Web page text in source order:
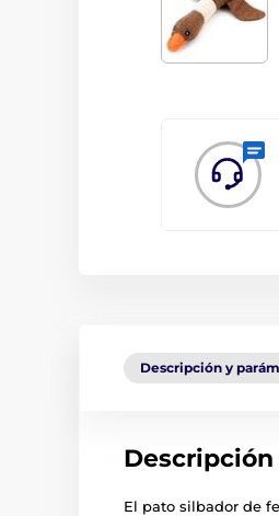
Descripción y
El pato silbador de